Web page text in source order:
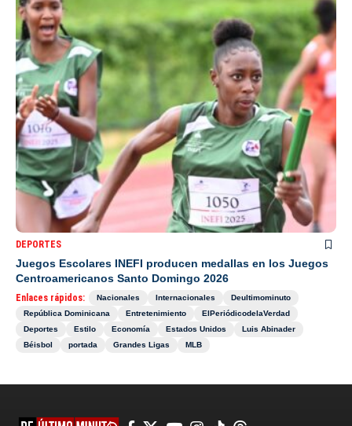
DEPORTES
Juegos Escolares INEFI producen medallas en los Juegos
Centroamericanos Santo Domingo 2026
Enlaces rápidos: Nacionales Internacionales
Deultimominuto
República Dominicana
Entretenimiento
ElPeriódicodelaVerdad
Deportes
Estilo Economía Estados Unidos
Luis Abinader
Béisbol
portada Grandes Ligas MLB